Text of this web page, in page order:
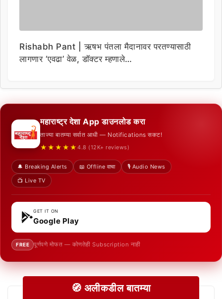
Rishabh Pant | ऋषभ पंतला मैदानावर परतण्यासाठी
लागणार ‘एवढा’ वेळ, डॉक्टर म्हणाले…
महाराष्ट्र देशा App डाउनलोड करा
ताज्या बातम्या सर्वात आधी — Notifications सकट!
★★★★★ 4.8 (12K+ reviews)
🔔 Breaking Alerts 📖 Offline वाचा
🎙️ Audio News
📺 Live TV
GET IT ON
Google Play
FREE पूर्णपणे मोफत — कोणतेही Subscription नाही
🧭 अलीकडील बातम्या